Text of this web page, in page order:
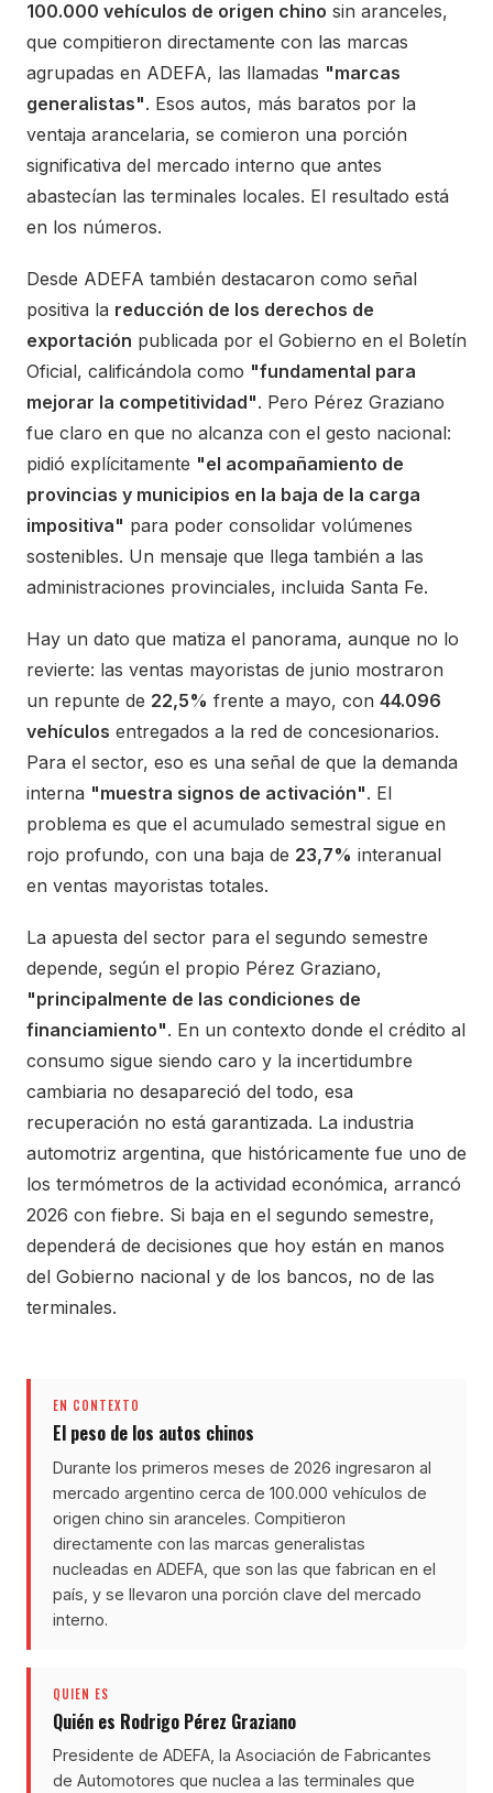
100.000 vehículos de origen chino sin aranceles,
que compitieron directamente con las marcas
agrupadas en ADEFA, las llamadas "marcas
generalistas". Esos autos, más baratos por la
ventaja arancelaria, se comieron una porción
significativa del mercado interno que antes
abastecían las terminales locales. El resultado está
en los números.
Desde ADEFA también destacaron como señal
positiva la reducción de los derechos de
exportación publicada por el Gobierno en el Boletín
Oficial, calificándola como "fundamental para
mejorar la competitividad". Pero Pérez Graziano
fue claro en que no alcanza con el gesto nacional:
pidió explícitamente "el acompañamiento de
provincias y municipios en la baja de la carga
impositiva" para poder consolidar volúmenes
sostenibles. Un mensaje que llega también a las
administraciones provinciales, incluida Santa Fe.
Hay un dato que matiza el panorama, aunque no lo
revierte: las ventas mayoristas de junio mostraron
un repunte de 22,5% frente a mayo, con 44.096
vehículos entregados a la red de concesionarios.
Para el sector, eso es una señal de que la demanda
interna "muestra signos de activación". El
problema es que el acumulado semestral sigue en
rojo profundo, con una baja de 23,7% interanual
en ventas mayoristas totales.
La apuesta del sector para el segundo semestre
depende, según el propio Pérez Graziano,
"principalmente de las condiciones de
financiamiento". En un contexto donde el crédito al
consumo sigue siendo caro y la incertidumbre
cambiaria no desapareció del todo, esa
recuperación no está garantizada. La industria
automotriz argentina, que históricamente fue uno de
los termómetros de la actividad económica, arrancó
2026 con fiebre. Si baja en el segundo semestre,
dependerá de decisiones que hoy están en manos
del Gobierno nacional y de los bancos, no de las
terminales.
EN CONTEXTO
El peso de los autos chinos
Durante los primeros meses de 2026 ingresaron al
mercado argentino cerca de 100.000 vehículos de
origen chino sin aranceles. Compitieron
directamente con las marcas generalistas
nucleadas en ADEFA, que son las que fabrican en el
país, y se llevaron una porción clave del mercado
interno.
QUIEN ES
Quién es Rodrigo Pérez Graziano
Presidente de ADEFA, la Asociación de Fabricantes
de Automotores que nuclea a las terminales que